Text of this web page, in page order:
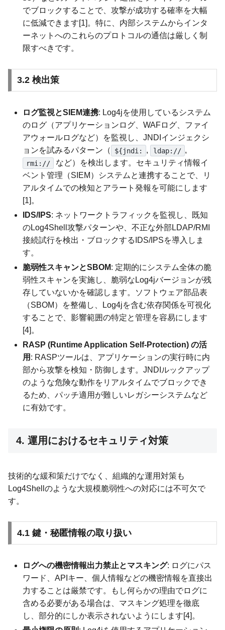
でブロックすることで、攻撃が成功する確率を大幅
に低減できます[1]。特に、内部システムからインタ
ーネットへのこれらのプロトコルの通信は厳しく制
限すべきです。
3.2 検出策
ログ監視とSIEM連携: Log4jを使用しているシステム
のログ（アプリケーションログ、WAFログ、ファイ
アウォールログなど）を監視し、JNDIインジェクシ
ョンを試みるパターン（
${jndi: , ldap:// ,
rmi://
など）を検出します。セキュリティ情報イ
ベント管理（SIEM）システムと連携することで、リ
アルタイムでの検知とアラート発報を可能にします
[1]。
IDS/IPS: ネットワークトラフィックを監視し、既知
のLog4Shell攻撃パターンや、不正な外部LDAP/RMI
接続試行を検出・ブロックするIDS/IPSを導入しま
す。
脆弱性スキャンとSBOM: 定期的にシステム全体の脆
弱性スキャンを実施し、脆弱なLog4jバージョンが残
存していないかを確認します。ソフトウェア部品表
（SBOM）を整備し、Log4jを含む依存関係を可視化
することで、影響範囲の特定と管理を容易にします
[4]。
RASP (Runtime Application Self-Protection) の活
用 : RASPツールは、アプリケーションの実行時に内
部から攻撃を検知・防御します。JNDIルックアップ
のような危険な動作をリアルタイムでブロックでき
るため、パッチ適用が難しいレガシーシステムなど
に有効です。
4. 運用におけるセキュリティ対策
技術的な緩和策だけでなく、組織的な運用対策も
Log4Shellのような大規模脆弱性への対応には不可欠で
す。
4.1 鍵・秘匿情報の取り扱い
ログへの機密情報出力禁止とマスキング: ログにパス
ワード、APIキー、個人情報などの機密情報を直接出
力することは厳禁です。もし何らかの理由でログに
含める必要がある場合は、マスキング処理を徹底
し、部分的にしか表示されないようにします[4]。